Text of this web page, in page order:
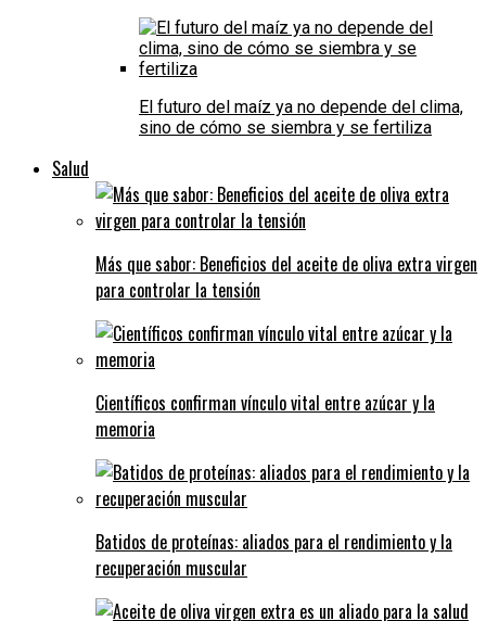
El futuro del maíz ya no depende del clima,
sino de cómo se siembra y se fertiliza
Salud
Más que sabor: Beneficios del aceite de oliva extra virgen
para controlar la tensión
Científicos confirman vínculo vital entre azúcar y la
memoria
Batidos de proteínas: aliados para el rendimiento y la
recuperación muscular